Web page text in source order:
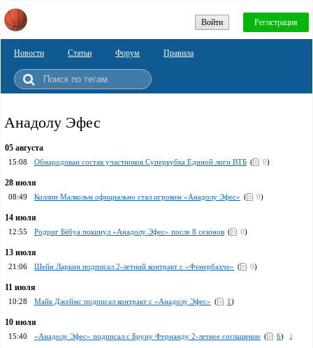
Войти Регистрация
Новости Статьи Форум Правила
Анадолу Эфес
05 августа
15:08 Обнародован состав участников Суперкубка Единой лиги ВТБ ( 0)
28 июля
08:49 Коллин Малкольм официально стал игроком «Анадолу Эфес» ( 0)
14 июля
12:55 Родриг Бёбуа покинул «Анадолу Эфес» после 8 сезонов ( 0)
13 июля
21:06 Шейн Ларкин подписал 2-летний контракт с «Фенербахче» ( 0)
11 июля
10:28 Майк Джеймс подписал контракт с «Анадолу Эфес» ( 1)
10 июля
15:40 «Анадолу Эфес» подписал с Бруну Фернанду 2-летнее соглашение ( 6)